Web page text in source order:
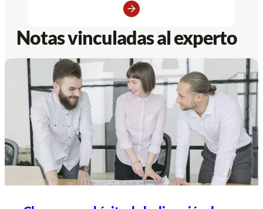
Notas vinculadas al experto